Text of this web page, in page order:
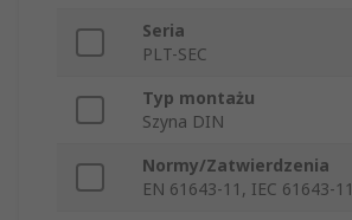
Seria
PLT-SEC
Typ montażu
Szyna DIN
Normy/Zatwierdzenia
EN 61643-11, IEC 61643-11